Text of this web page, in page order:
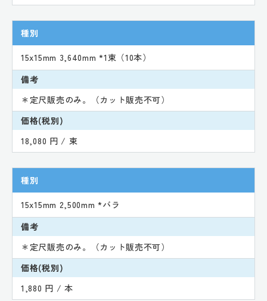
種別
15x15mm 3,640mm *1束（10本）
備考
＊定尺販売のみ。（カット販売不可）
価格(税別)
18,080 円 / 束
種別
15x15mm 2,500mm *バラ
備考
＊定尺販売のみ。（カット販売不可）
価格(税別)
1,880 円 / 本